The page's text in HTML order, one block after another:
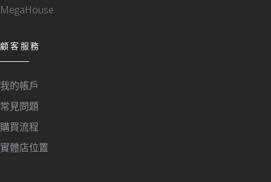
MegaHouse
顧客服務
我的帳戶
常見問題
購買流程
實體店位置